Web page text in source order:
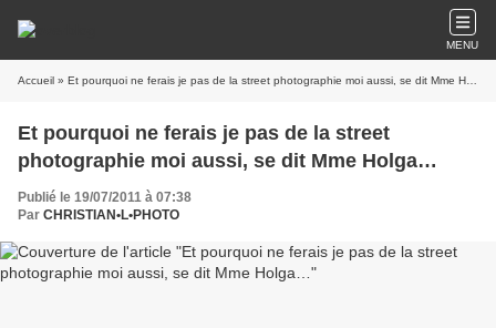
MENU
Accueil » Et pourquoi ne ferais je pas de la street photographie moi aussi, se dit Mme Holga…
Et pourquoi ne ferais je pas de la street
photographie moi aussi, se dit Mme Holga…
Publié le 19/07/2011 à 07:38
Par CHRISTIAN•L•PHOTO